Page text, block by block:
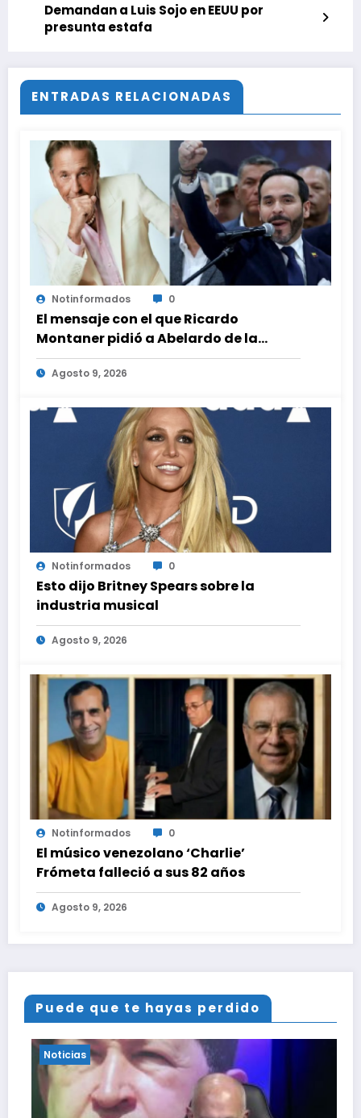
Demandan a Luis Sojo en EEUU por
presunta estafa
ENTRADAS RELACIONADAS
Notinformados 0
El mensaje con el que Ricardo
Montaner pidió a Abelardo de la
Espriella ayudar a Venezuela
Agosto 9, 2026
Notinformados 0
Esto dijo Britney Spears sobre la
industria musical
Agosto 9, 2026
Notinformados 0
El músico venezolano ‘Charlie’
Frómeta falleció a sus 82 años
Agosto 9, 2026
Puede que te hayas perdido
Noticias